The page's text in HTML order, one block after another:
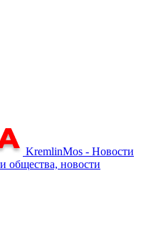
KremlinMos - Новости
общества, новости